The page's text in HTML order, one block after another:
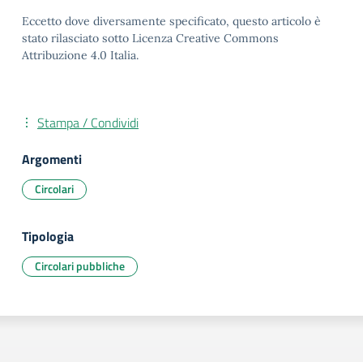
Eccetto dove diversamente specificato, questo articolo è
stato rilasciato sotto Licenza Creative Commons
Attribuzione 4.0 Italia.
Stampa / Condividi
Argomenti
Circolari
Tipologia
Circolari pubbliche